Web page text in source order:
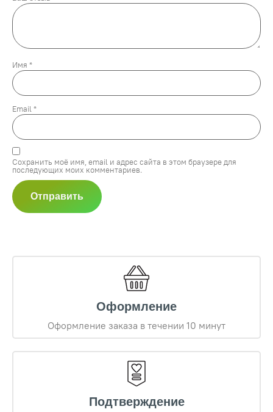
Имя *
Email *
Сохранить моё имя, email и адрес сайта в этом браузере для
последующих моих комментариев.
Оформление
Оформление заказа в течении 10 минут
Подтверждение